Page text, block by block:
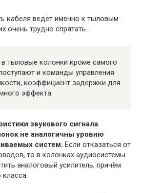
кабеля ведёт именно к тыловым
очень трудно спрятать.
тыловые колонки кроме самого
и команды управления
коэффициент задержки для
эффекта.
звукового сигнала
не аналогичны уровню
систем. Если отказаться от
то в колонках аудиосистемы
аналоговый усилитель, причём